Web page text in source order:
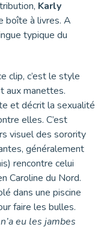
Karly
boîte à livres. A
typique du
clip, c’est le style
aux manettes.
et décrit la sexualité
elles. C’est
visuel des sorority
généralement
rencontre celui
Caroline du Nord.
dans une piscine
faire les bulles.
eu les jambes